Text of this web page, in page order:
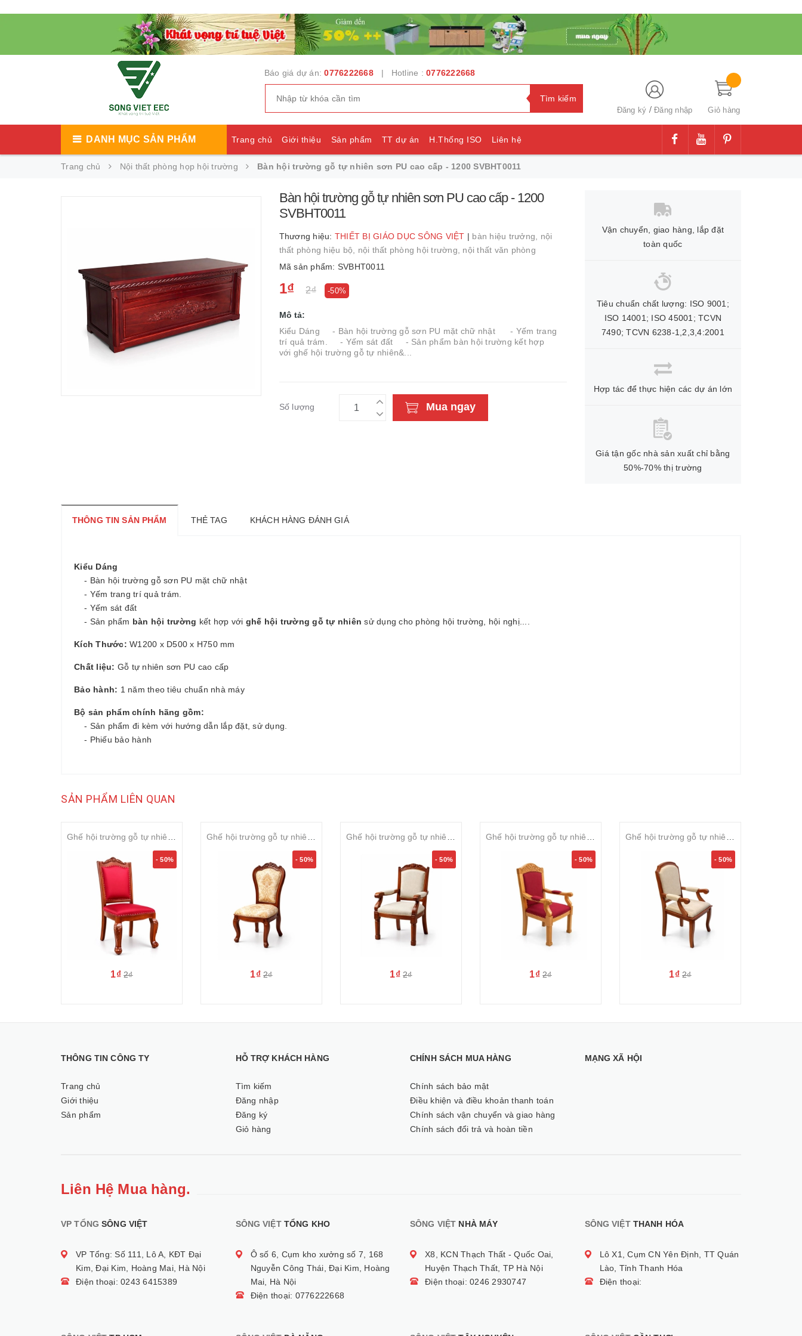
Báo giá dự án:0776222668| Hotline : 0776222668
Tìm kiếm
Đăng ký /Đăng nhập Giỏ hàng
DANH MỤC SẢN PHẨM Trang chủ Giới thiệu Sản phẩm TT dự án H.Thống ISO Liên hệ
Cataloge
Trang chủ Nội thất phòng họp hội trường Bàn hội trường gỗ tự nhiên sơn PU cao cấp - 1200 SVBHT0011
Bàn hội trường gỗ tự nhiên sơn PU cao cấp - 1200
SVBHT0011
Thương hiệu: THIẾT BỊ GIÁO DỤC SÔNG VIỆT | bàn hiệu trưởng, nội
thất phòng hiệu bộ, nội thất phòng hội trường, nội thất văn phòng
Mã sản phẩm: SVBHT0011
1₫ 2₫ -50%
Mô tả:
Kiểu Dáng - Bàn hội trường gỗ sơn PU mặt chữ nhật - Yếm trang
trí quả trám. - Yếm sát đất - Sản phẩm bàn hội trường kết hợp
với ghế hội trường gỗ tự nhiên&...
Số lượng Mua ngay
Vận chuyển, giao hàng, lắp đặt
toàn quốc
Tiêu chuẩn chất lượng: ISO 9001;
ISO 14001; ISO 45001; TCVN
7490; TCVN 6238-1,2,3,4:2001
Hợp tác để thực hiện các dự án lớn
Giá tận gốc nhà sản xuất chỉ bằng
50%-70% thị trường
THÔNG TIN SẢN PHẨM THẺ TAG KHÁCH HÀNG ĐÁNH GIÁ
Kiểu Dáng
- Bàn hội trường gỗ sơn PU mặt chữ nhật
- Yếm trang trí quả trám.
- Yếm sát đất
- Sản phẩm bàn hội trường kết hợp với ghế hội trường gỗ tự nhiên sử dụng cho phòng hội trường, hội nghị....
Kích Thước: W1200 x D500 x H750 mm
Chất liệu: Gỗ tự nhiên sơn PU cao cấp
Bảo hành: 1 năm theo tiêu chuẩn nhà máy
Bộ sản phẩm chính hãng gồm:
- Sản phẩm đi kèm với hướng dẫn lắp đặt, sử dụng.
- Phiếu bảo hành
SẢN PHẨM LIÊN QUAN
Ghế hội trường gỗ tự nhiên sơn PU bọc nỉ cao cấp SVGHT026
- 50%
1₫ 2₫
Ghế hội trường gỗ tự nhiên sơn PU bọc nỉ cao cấp SVGHT025
- 50%
1₫ 2₫
Ghế hội trường gỗ tự nhiên sơn PU bọc nỉ cao cấp SVGHT024
- 50%
1₫ 2₫
Ghế hội trường gỗ tự nhiên sơn PU bọc nỉ cao cấp SVGHT023
- 50%
1₫ 2₫
Ghế hội trường gỗ tự nhiên sơn PU bọc nỉ cao cấp SVGHT022
- 50%
1₫ 2₫
THÔNG TIN CÔNG TY
Trang chủ
Giới thiệu
Sản phẩm
HỖ TRỢ KHÁCH HÀNG
Tìm kiếm
Đăng nhập
Đăng ký
Giỏ hàng
CHÍNH SÁCH MUA HÀNG
Chính sách bảo mật
Điều khiện và điều khoản thanh toán
Chính sách vận chuyển và giao hàng
Chính sách đổi trả và hoàn tiền
MẠNG XÃ HỘI
Liên Hệ Mua hàng.
VP TỔNGSÔNG VIỆT
VP Tổng: Số 111, Lô A, KĐT Đại
Kim, Đại Kim, Hoàng Mai, Hà Nội
Điện thoại: 0243 6415389
SÔNG VIỆTTỔNG KHO
Ô số 6, Cụm kho xưởng số 7, 168
Nguyễn Công Thái, Đại Kim, Hoàng
Mai, Hà Nội
Điện thoại: 0776222668
SÔNG VIỆT NHÀ MÁY
X8, KCN Thạch Thất - Quốc Oai,
Huyện Thạch Thất, TP Hà Nội
Điện thoại: 0246 2930747
SÔNG VIỆTTHANH HÓA
Lô X1, Cụm CN Yên Định, TT Quán
Lào, Tỉnh Thanh Hóa
Điện thoại: